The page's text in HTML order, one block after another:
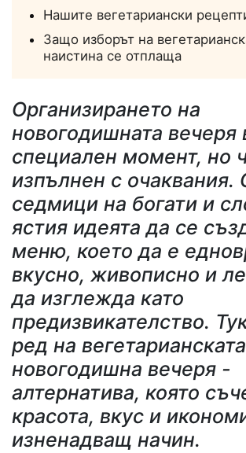
Нашите вегетариански
Защо изборът на
наистина се отплаща
Организирането на
новогодишната вечеря
специален момент, но
изпълнен с очаквания.
седмици на богати и
ястия идеята да се
меню, което да е
вкусно, живописно и
да изглежда като
предизвикателство.
ред на вегетарианската
новогодишна вечеря -
алтернатива, която
красота, вкус и
изненадващ начин.